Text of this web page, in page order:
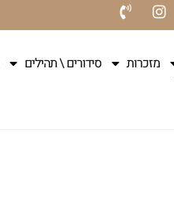
מזכרות סידורים \ תהילים